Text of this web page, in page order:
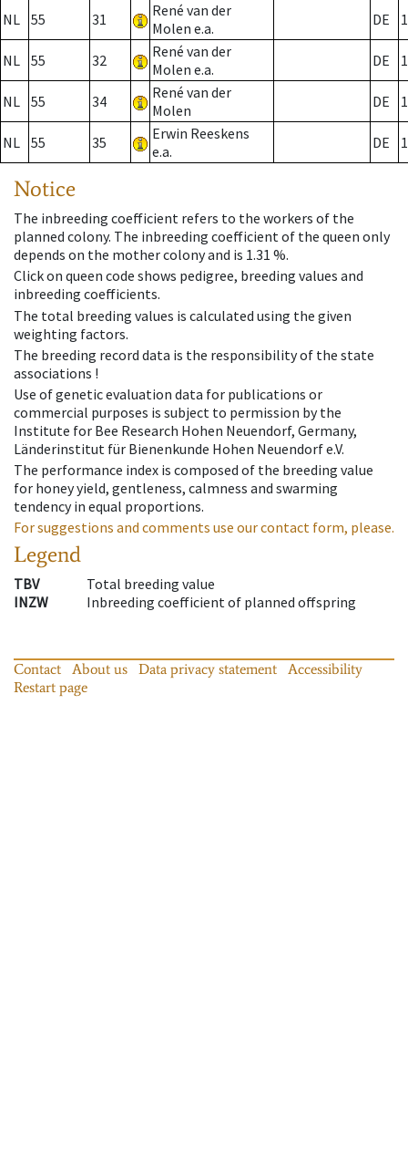
NL 55 31
René van der
Molen e.a.
DE
NL 55 32
René van der
Molen e.a.
DE
NL 55 34
René van der
Molen
DE
NL 55 35
Erwin Reeskens
e.a.
DE
Notice
The inbreeding coefficient refers to the workers of the
planned colony. The inbreeding coefficient of the queen only
depends on the mother colony and is 1.31 %.
Click on queen code shows pedigree, breeding values and
inbreeding coefficients.
The total breeding values is calculated using the given
weighting factors.
The breeding record data is the responsibility of the state
associations !
Use of genetic evaluation data for publications or
commercial purposes is subject to permission by the
Institute for Bee Research Hohen Neuendorf, Germany,
Länderinstitut für Bienenkunde Hohen Neuendorf e.V.
The performance index is composed of the breeding value
for honey yield, gentleness, calmness and swarming
tendency in equal proportions.
For suggestions and comments use our contact form, please.
Legend
TBV
Total breeding value
INZW
Inbreeding coefficient of planned offspring
Contact About us Data privacy statement
Accessibility
Restart page